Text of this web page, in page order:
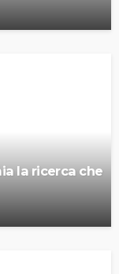
la ricerca che